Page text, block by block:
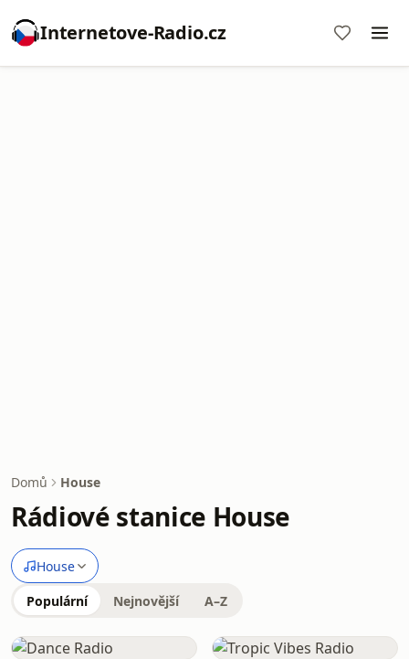
Internetove-Radio.cz
Domů House
Rádiové stanice House
House
Populární Nejnovější A–Z